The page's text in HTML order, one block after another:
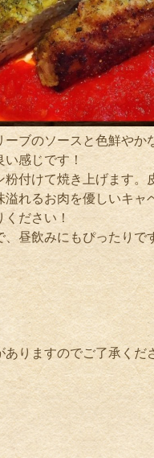
ブのソースと色鮮やか
い感じです！
付けて焼き上げます。
れるお肉を優しいキャ
ください！
、昼飲みにもぴったり
りますのでご了承くだ